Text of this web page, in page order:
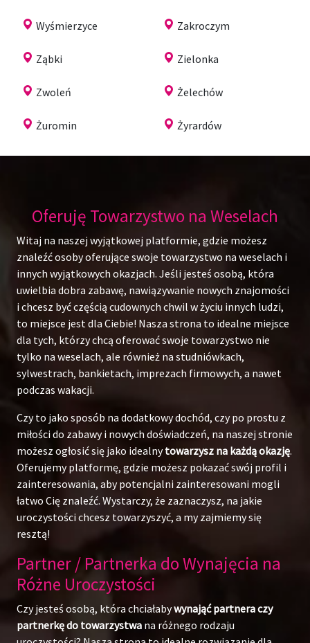
Wyśmierzyce Zakroczym
Ząbki Zielonka
Zwoleń Żelechów
Żuromin Żyrardów
Oferuję Towarzystwo na Weselach
Witaj na naszej wyjątkowej platformie, gdzie możesz
znaleźć osoby oferujące swoje towarzystwo na weselach i
innych wyjątkowych okazjach. Jeśli jesteś osobą, która
uwielbia dobra zabawę, nawiązywanie nowych znajomości
i chcesz być częścią cudownych chwil w życiu innych ludzi,
to miejsce jest dla Ciebie! Nasza strona to idealne miejsce
dla tych, którzy chcą oferować swoje towarzystwo nie
tylko na weselach, ale również na studniówkach,
sylwestrach, bankietach, imprezach firmowych, a nawet
podczas wakacji.
Czy to jako sposób na dodatkowy dochód, czy po prostu z
miłości do zabawy i nowych doświadczeń, na naszej stronie
możesz ogłosić się jako idealnytowarzysz na każdą okazję.
Oferujemy platformę, gdzie możesz pokazać swój profil i
zainteresowania, aby potencjalni zainteresowani mogli
łatwo Cię znaleźć. Wystarczy, że zaznaczysz, na jakie
uroczystości chcesz towarzyszyć, a my zajmiemy się
resztą!
Partner / Partnerka do Wynajęcia na
Różne Uroczystości
Czy jesteś osobą, która chciałabywynająć partnera czy
partnerkę do towarzystwa na różnego rodzaju